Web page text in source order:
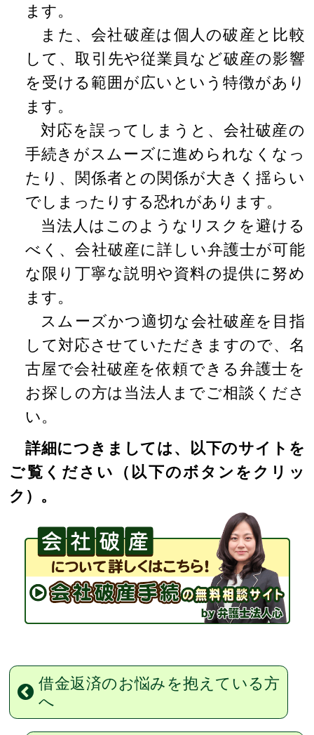
ます。
また、会社破産は個人の破産と比較
して、取引先や従業員など破産の影響
を受ける範囲が広いという特徴があり
ます。
対応を誤ってしまうと、会社破産の
手続きがスムーズに進められなくなっ
たり、関係者との関係が大きく揺らい
でしまったりする恐れがあります。
当法人はこのようなリスクを避ける
べく、会社破産に詳しい弁護士が可能
な限り丁寧な説明や資料の提供に努め
ます。
スムーズかつ適切な会社破産を目指
して対応させていただきますので、名
古屋で会社破産を依頼できる弁護士を
お探しの方は当法人までご相談くださ
い。
詳細につきましては、以下のサイトを
ご覧ください（以下のボタンをクリッ
ク）。
借金返済のお悩みを抱えている方
へ